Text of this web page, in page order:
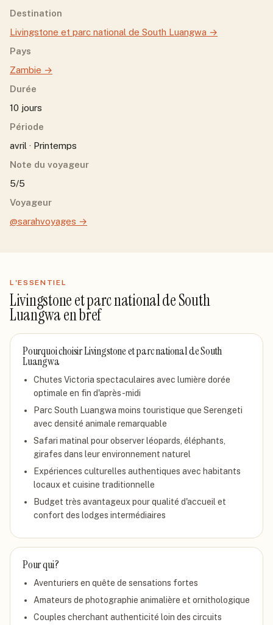
Destination
Livingstone et parc national de South Luangwa →
Pays
Zambie →
Durée
10 jours
Période
avril · Printemps
Note du voyageur
5/5
Voyageur
@sarahvoyages →
L'ESSENTIEL
Livingstone et parc national de South
Luangwaen bref
Pourquoi choisirLivingstone et parc national de South
Luangwa
Chutes Victoria spectaculaires avec lumière dorée
optimale en fin d'après-midi
Parc South Luangwa moins touristique que Serengeti
avec densité animale remarquable
Safari matinal pour observer léopards, éléphants,
girafes dans leur environnement naturel
Expériences culturelles authentiques avec habitants
locaux et cuisine traditionnelle
Budget très avantageux pour qualité d'accueil et
confort des lodges intermédiaires
Pour qui ?
Aventuriers en quête de sensations fortes
Amateurs de photographie animalière et ornithologique
Couples cherchant authenticité loin des circuits